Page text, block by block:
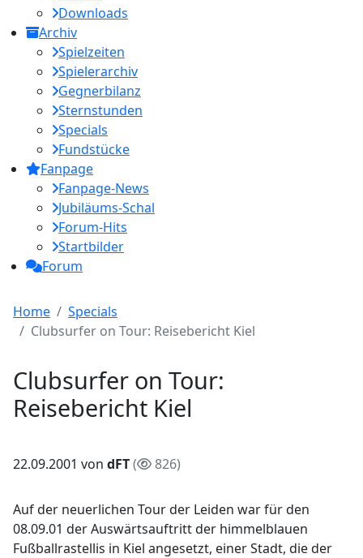
Downloads
Archiv
Spielzeiten
Spielerarchiv
Gegnerbilanz
Sternstunden
Specials
Fundstücke
Fanpage
Fanpage-News
Jubiläums-Schal
Forum-Hits
Startbilder
Forum
Home
Specials
Clubsurfer on Tour: Reisebericht Kiel
Clubsurfer on Tour:
Reisebericht Kiel
22.09.2001 von dFT( 826)
Auf der neuerlichen Tour der Leiden war für den
08.09.01 der Auswärtsauftritt der himmelblauen
Fußballrastellis in Kiel angesetzt, einer Stadt, die der